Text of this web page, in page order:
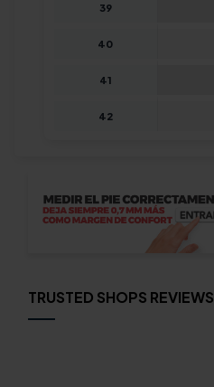
39
40
41
42
TRUSTED SHOPS REVIEWS